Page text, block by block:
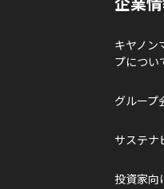
キヤノン
プについ
グループ
サステナ
投資家向